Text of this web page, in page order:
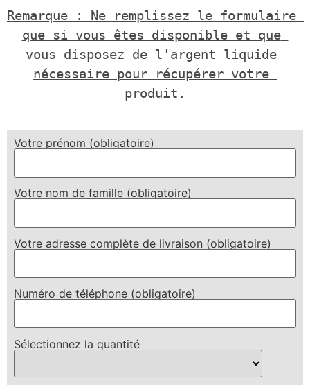
Remarque : Ne remplissez le formulaire
que si vous êtes disponible et que
vous disposez de l'argent liquide
nécessaire pour récupérer votre
produit.
Votre prénom (obligatoire)
Votre nom de famille (obligatoire)
Votre adresse complète de livraison (obligatoire)
Numéro de téléphone (obligatoire)
Sélectionnez la quantité